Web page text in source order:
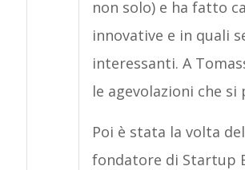
non solo) e ha fatto
innovative e in quali
interessanti. A
le agevolazioni che
Poi è stata la volta
fondatore di Startup